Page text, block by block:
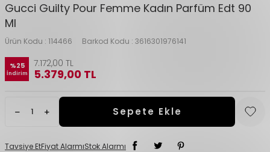
Gucci Guilty Pour Femme Kadın Parfüm Edt 90
Ml
Ürün Kodu : 114466 Barkod Kodu : 3616301976141
%25
İndirim
7.172,00 TL
5.379,00 TL
Sepete Ekle
Tavsiye EtFiyat AlarmıStok Alarmı